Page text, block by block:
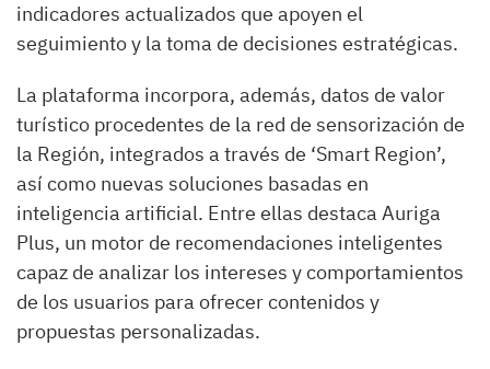
indicadores actualizados que apoyen el
seguimiento y la toma de decisiones estratégicas.
La plataforma incorpora, además, datos de valor
turístico procedentes de la red de sensorización de
la Región, integrados a través de ‘Smart Region’,
así como nuevas soluciones basadas en
inteligencia artificial. Entre ellas destaca Auriga
Plus, un motor de recomendaciones inteligentes
capaz de analizar los intereses y comportamientos
de los usuarios para ofrecer contenidos y
propuestas personalizadas.